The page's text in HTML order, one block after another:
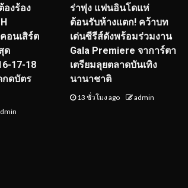
งร้อง
คอนเสิร์ต
ด
17-18
ดบัตร
ร่าพุ่ง แฟนอินโดแห่
ต้อนรับห้างแตก! คว้าบท
เด่นซีรีส์ดังพร้อมร่วมงาน
Gala Premiere จาการ์ตา
เตรียมลุยตลาดบันเทิง
นานาชาติ
13 ชั่วโมง ago admin